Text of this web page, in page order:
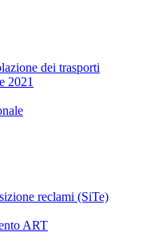
dei trasporti
2021
reclami (SiTe)
ART